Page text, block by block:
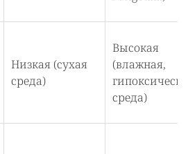
Низкая (сухая
среда)
Высокая
(влажная,
среда)